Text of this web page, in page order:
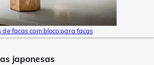
facas com bloco para facas
japonesas